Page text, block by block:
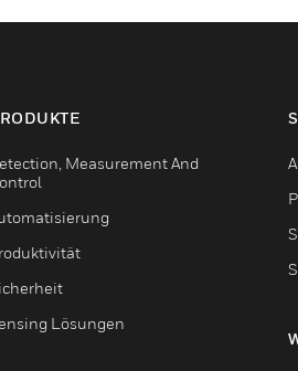
Measurement And
Lösungen